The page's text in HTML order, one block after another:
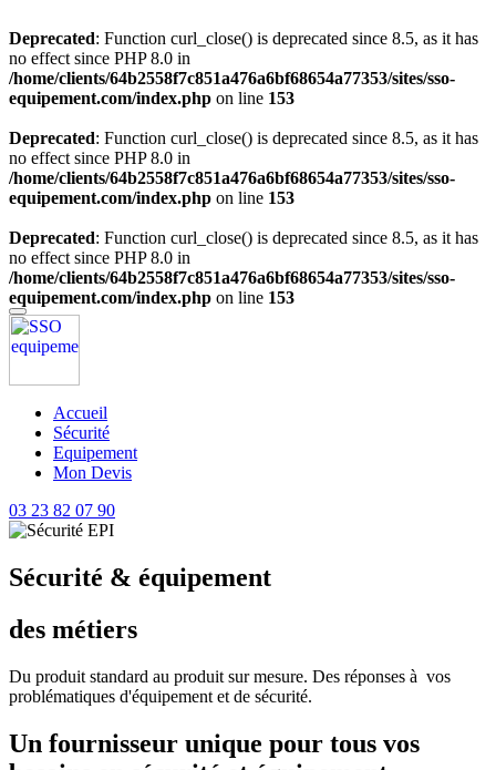
Deprecated: Function curl_close() is deprecated since 8.5, as it has
no effect since PHP 8.0 in
/home/clients/64b2558f7c851a476a6bf68654a77353/sites/sso-
equipement.com/index.php on line 153
Deprecated: Function curl_close() is deprecated since 8.5, as it has
no effect since PHP 8.0 in
/home/clients/64b2558f7c851a476a6bf68654a77353/sites/sso-
equipement.com/index.php on line 153
Deprecated: Function curl_close() is deprecated since 8.5, as it has
no effect since PHP 8.0 in
/home/clients/64b2558f7c851a476a6bf68654a77353/sites/sso-
equipement.com/index.php on line 153
Accueil
Sécurité
Equipement
Mon Devis
03 23 82 07 90
Sécurité & équipement
des métiers
Du produit standard au produit sur mesure. Des réponses à vos
problématiques d'équipement et de sécurité.
Un fournisseur unique pour tous vos